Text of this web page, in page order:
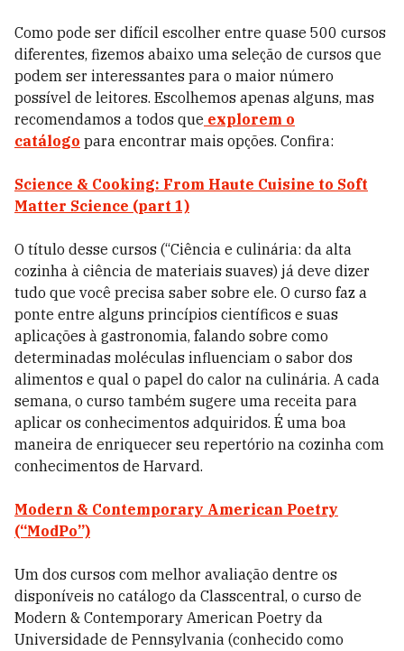
Como pode ser difícil escolher entre quase 500 cursos
diferentes, fizemos abaixo uma seleção de cursos que
podem ser interessantes para o maior número
possível de leitores. Escolhemos apenas alguns, mas
recomendamos a todos que explorem o
catálogo para encontrar mais opções. Confira:
Science & Cooking: From Haute Cuisine to Soft
Matter Science (part 1)
O título desse cursos (“Ciência e culinária: da alta
cozinha à ciência de materiais suaves) já deve dizer
tudo que você precisa saber sobre ele. O curso faz a
ponte entre alguns princípios científicos e suas
aplicações à gastronomia, falando sobre como
determinadas moléculas influenciam o sabor dos
alimentos e qual o papel do calor na culinária. A cada
semana, o curso também sugere uma receita para
aplicar os conhecimentos adquiridos. É uma boa
maneira de enriquecer seu repertório na cozinha com
conhecimentos de Harvard.
Modern & Contemporary American Poetry
(“ModPo”)
Um dos cursos com melhor avaliação dentre os
disponíveis no catálogo da Classcentral, o curso de
Modern & Contemporary American Poetry da
Universidade de Pennsylvania (conhecido como